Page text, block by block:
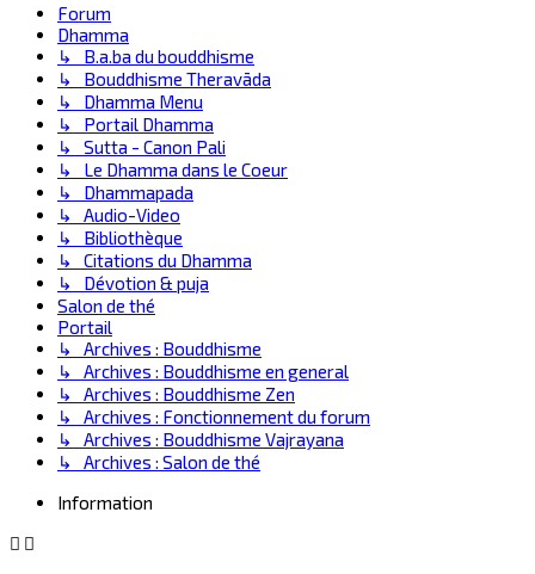
Forum
Dhamma
↳ B.a.ba du bouddhisme
↳ Bouddhisme Theravāda
↳ Dhamma Menu
↳ Portail Dhamma
↳ Sutta - Canon Pali
↳ Le Dhamma dans le Coeur
↳ Dhammapada
↳ Audio-Video
↳ Bibliothèque
↳ Citations du Dhamma
↳ Dévotion & puja
Salon de thé
Portail
↳ Archives : Bouddhisme
↳ Archives : Bouddhisme en general
↳ Archives : Bouddhisme Zen
↳ Archives : Fonctionnement du forum
↳ Archives : Bouddhisme Vajrayana
↳ Archives : Salon de thé
Information